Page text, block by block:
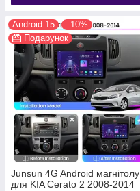
Android 15
–10%
Подарунок
Junsun 4G Android магнітолу
для KIA Cerato 2 2008-2014